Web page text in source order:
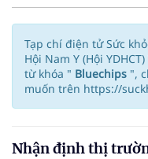
Tạp chí điện tử Sức
Hội Nam Y (Hội
từ khóa " Bluechips ",
muốn trên https://
Nhận định thị